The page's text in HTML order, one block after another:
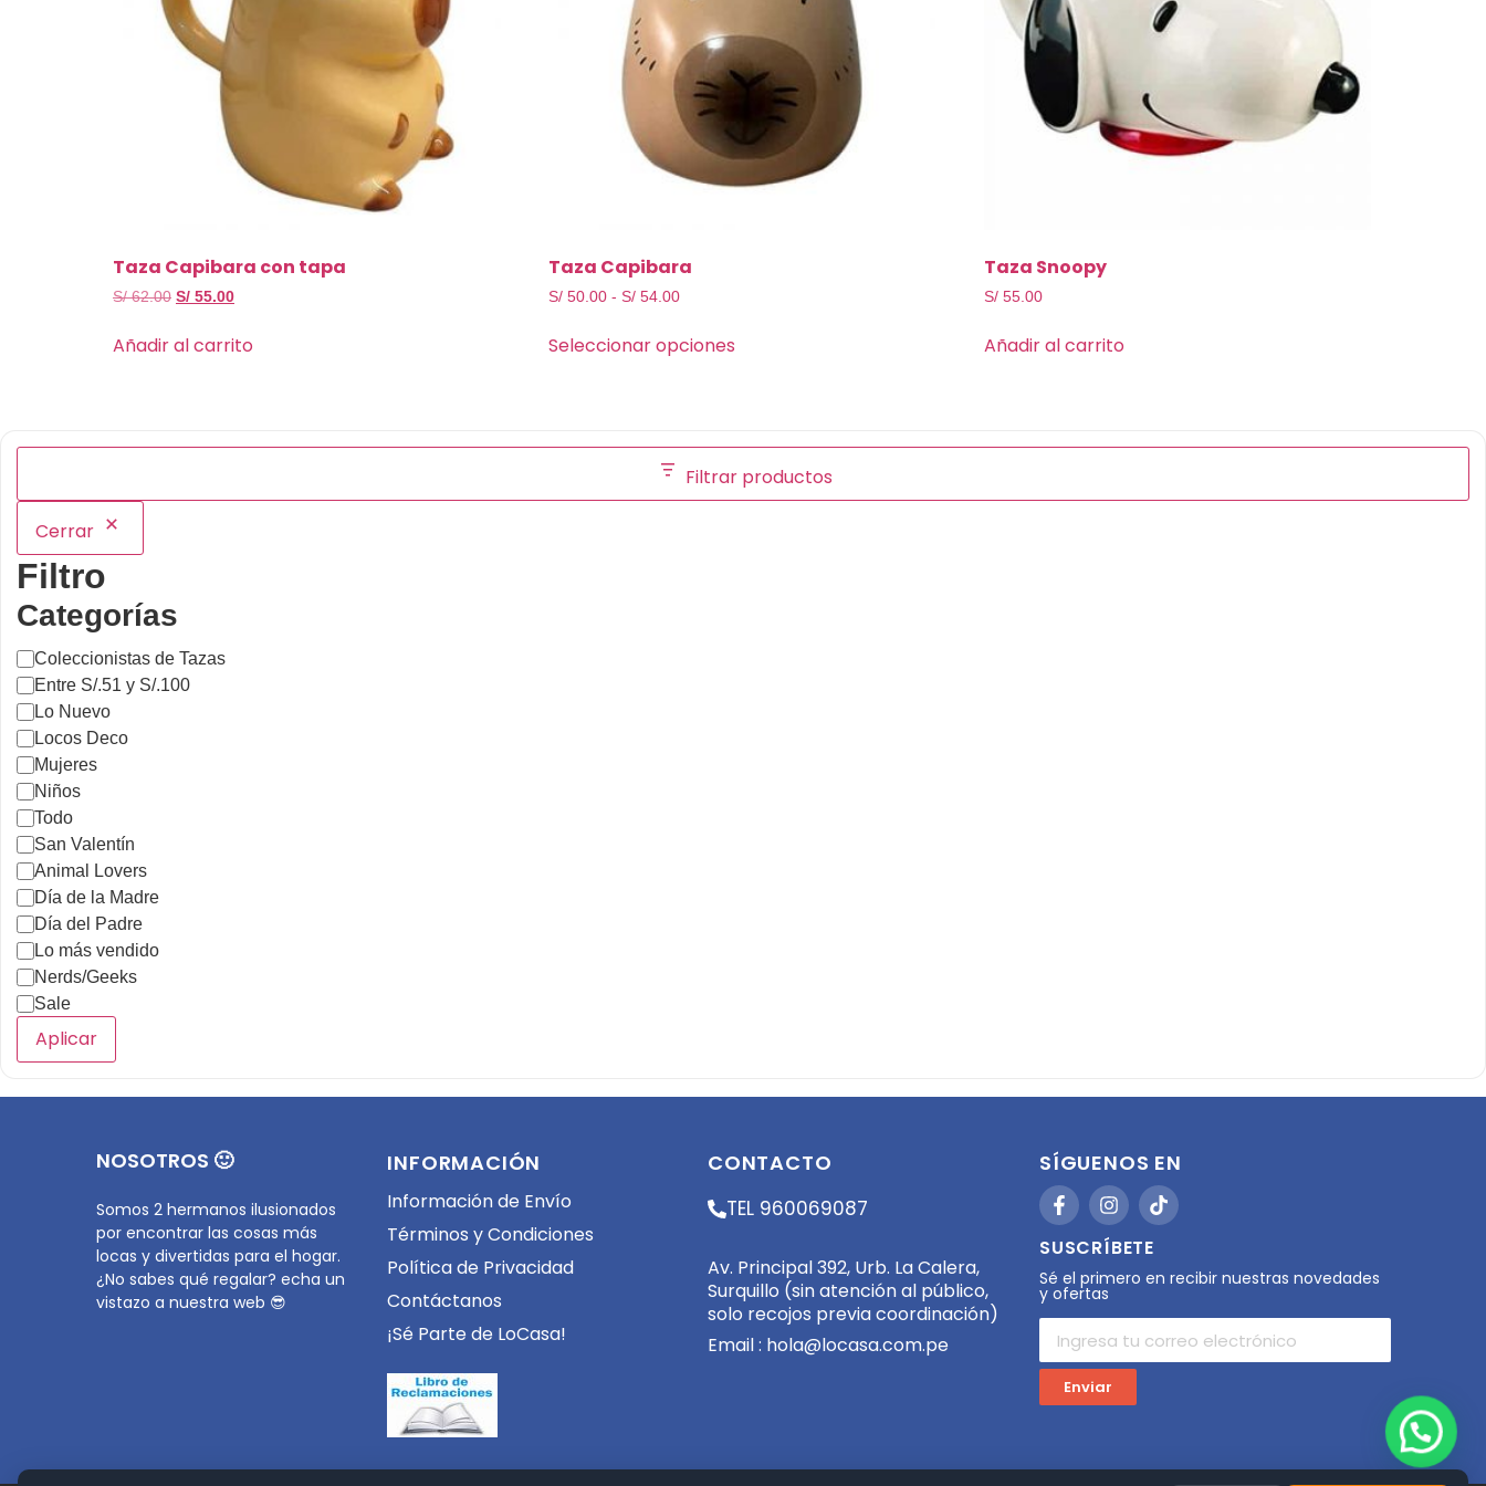
Taza Capibara con tapa
S/62.00 S/ 55.00
Añadir al carrito
Taza Capibara
S/50.00 - S/54.00
Seleccionar opciones
Taza Snoopy
S/55.00
Añadir al carrito
Filtrar productos
Cerrar
Filtro
Categorías
Coleccionistas de Tazas
Entre S/.51 y S/.100
Lo Nuevo
Locos Deco
Mujeres
Niños
Todo
San Valentín
Animal Lovers
Día de la Madre
Día del Padre
Lo más vendido
Nerds/Geeks
Sale
Aplicar
NOSOTROS 🙂
Somos 2 hermanos ilusionados
por encontrar las cosas más
locas y divertidas para el hogar.
¿No sabes qué regalar? echa un
vistazo a nuestra web 😎
INFORMACIÓN
Información de Envío
Términos y Condiciones
Política de Privacidad
Contáctanos
¡Sé Parte de LoCasa!
CONTACTO
TEL 960069087
Av. Principal 392, Urb. La Calera,
Surquillo (sin atención al público,
solo recojos previa coordinación)
Email : hola@locasa.com.pe
SÍGUENOS EN
SUSCRÍBETE
Sé el primero en recibir nuestras novedades
y ofertas
Enviar